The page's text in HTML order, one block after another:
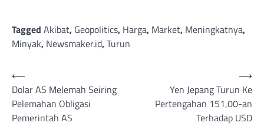
Tagged Akibat, Geopolitics, Harga, Market, Meningkatnya,
Minyak, Newsmaker.id,Turun
Post
navigation
⟵
Dolar AS Melemah Seiring
Pelemahan Obligasi
Pemerintah AS
Yen Jepang Turun Ke
Pertengahan 151,00-an
Terhadap USD
⟶